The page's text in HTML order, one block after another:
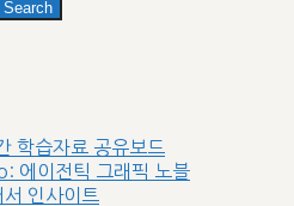
Search
학습자료 공유보드
에이전틱 그래픽 노블
인사이트